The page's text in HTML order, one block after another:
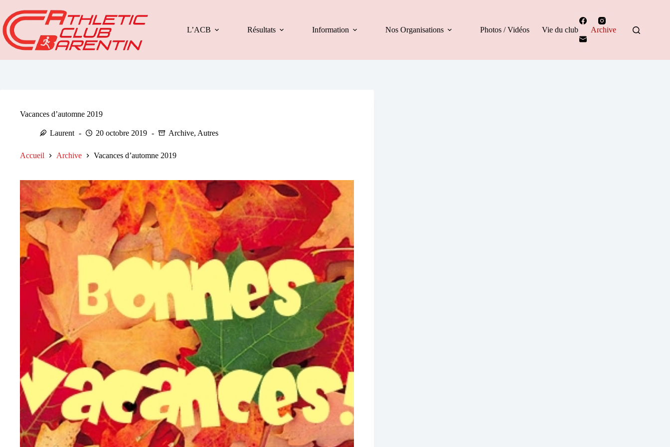
contenu
L’ACB
Résultats Information Nos Organisations Photos / Vidéos Vie du club Archive
Vacances d’automne 2019
Laurent 20 octobre 2019 Archive, Autres
Accueil Archive Vacances d’automne 2019